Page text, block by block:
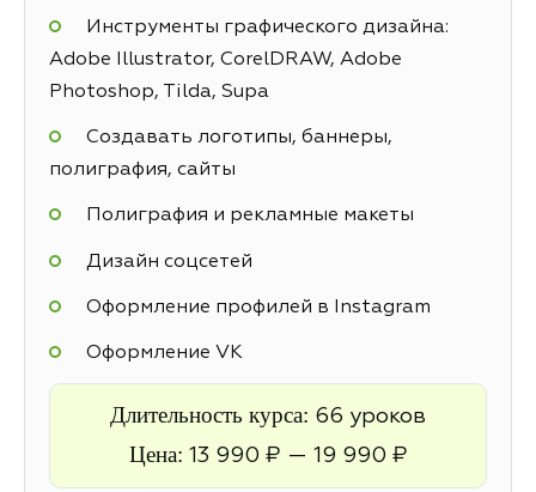
Инструменты графического дизайна:
Adobe Illustrator, CorelDRAW, Adobe
Photoshop, Tilda, Supa
Создавать логотипы, баннеры,
полиграфия, сайты
Полиграфия и рекламные макеты
Дизайн соцсетей
Оформление профилей в Instagram
Оформление VK
Длительность курса: 66 уроков
Цена: 13 990 ₽ — 19 990 ₽